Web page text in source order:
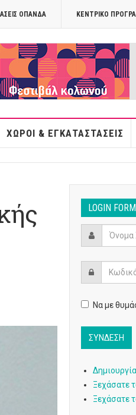
ΟΠΑΝΔΑ ΚΕΝΤΡΙΚΌ
ΧΏΡΟΙ & ΕΓΚΑΤΑΣΤΆΣΕΙΣ
LOGIN FORM
Να με
Ξεχάσατε
Ξεχάσατε